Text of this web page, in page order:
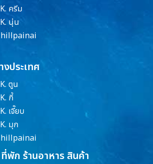
ครีม
นุ่น
ประเทศ
ตูน
กี้
เจี๊ยบ
มุก
ก ร้านอาหาร สินค้า